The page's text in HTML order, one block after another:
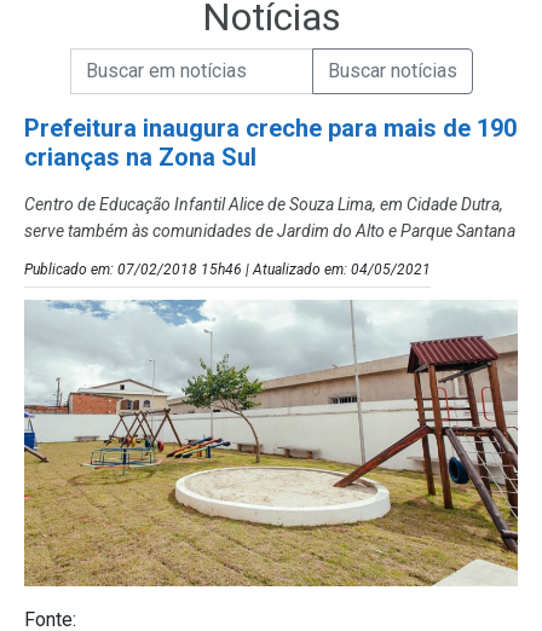
Notícias
Campo de Busca de Notícias
Campo de Busca de informaçõesEnviar a Busca de Notícias
Prefeitura inaugura creche para mais de 190
crianças na Zona Sul
Centro de Educação Infantil Alice de Souza Lima, em Cidade Dutra,
serve também às comunidades de Jardim do Alto e Parque Santana
Publicado em: 07/02/2018 15h46 | Atualizado em: 04/05/2021
Fonte: